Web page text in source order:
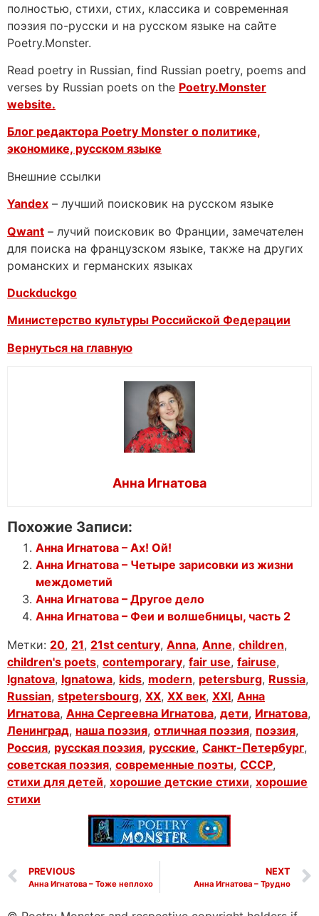
полностью, стихи, стих, классика и современная
поэзия по-русски и на русском языке на сайте
Poetry.Monster.
Read poetry in Russian, find Russian poetry, poems and
verses by Russian poets on the Poetry.Monster
website.
Блог редактора Poetry Monster о политике,
экономике, русском языке
Внешние ссылки
Yandex – лучший поисковик на русском языке
Qwant – лучий поисковик во Франции, замечателен
для поиска на французском языке, также на других
романских и германских языках
Duckduckgo
Министерство культуры Российской Федерации
Вернуться на главную
Анна Игнатова
Похожие Записи:
Анна Игнатова – Ах! Ой!
Анна Игнатова – Четыре зарисовки из жизни
междометий
Анна Игнатова – Другое дело
Анна Игнатова – Феи и волшебницы, часть 2
Метки: 20, 21, 21st century, Anna, Anne, children,
children's poets, contemporary, fair use, fairuse,
Ignatova, Ignatowa, kids, modern, petersburg, Russia,
Russian, stpetersbourg, XX, XX век, XXI, Анна
Игнатова, Анна Сергеевна Игнатова, дети, Игнатова,
Ленинград, наша поэзия, отличная поэзия, поэзия,
Россия, русская поэзия, русские, Санкт-Петербург,
советская поэзия, современные поэты, СССР,
стихи для детей, хорошие детские стихи, хорошие
стихи
PREVIOUS
Анна Игнатова – Тоже неплохо
NEXT
Анна Игнатова – Трудно